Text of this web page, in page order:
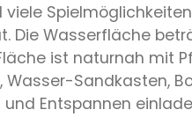
Wasserfläche
ist naturnah mit
Sandkasten,
Entspannen